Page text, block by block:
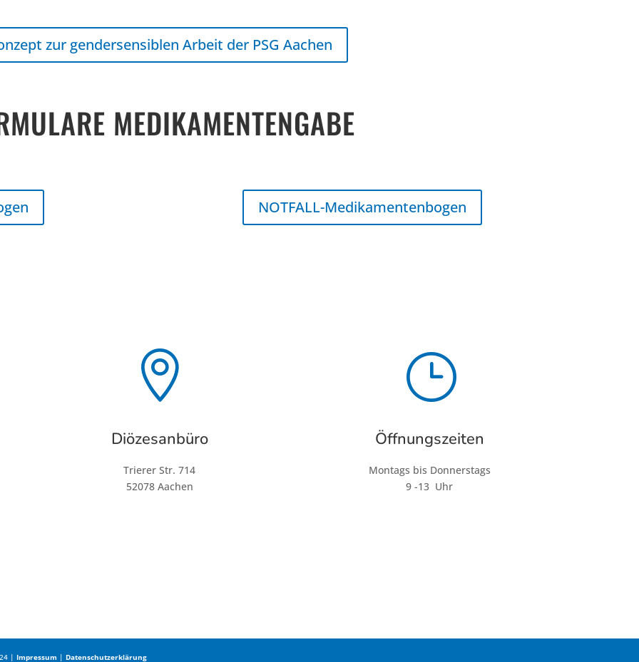
zur gendersensiblen Arbeit der PSG Aachen
MEDIKAMENTENGABE
NOTFALL-Medikamentenbogen

Diözesanbüro
Trierer Str. 714
52078 Aachen
}
Öffnungszeiten
Montags bis Donnerstags
9 -13 Uhr
|Impressum |Datenschutzerklärung